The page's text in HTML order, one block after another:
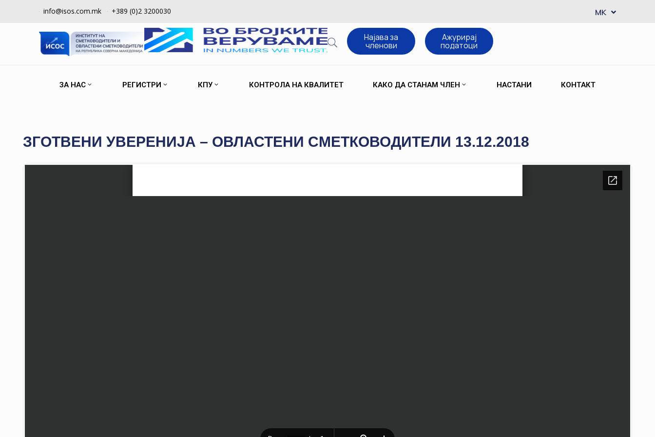
info@isos.com.mk +389 (0)2 3200030 MK
SQ
Најава за
членови
Ажурирај
податоци
ЗА НАС РЕГИСТРИ КПУ КОНТРОЛА НА КВАЛИТЕТ КАКО ДА СТАНАМ ЧЛЕН НАСТАНИ КОНТАКТ
ЗГОТВЕНИ УВЕРЕНИЈА – ОВЛАСТЕНИ СМЕТКОВОДИТЕЛИ 13.12.2018